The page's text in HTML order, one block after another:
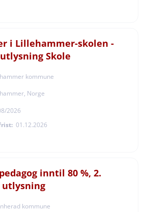
i Lillehammer-skolen -
Skole
kommune
Norge
2026
01.12.2026
inntil 80 %, 2.
utlysning
kommune